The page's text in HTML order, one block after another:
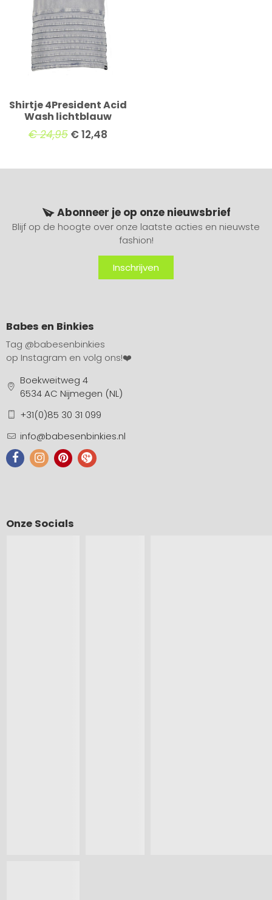
Shirtje 4President Acid
Wash lichtblauw
€24,95 €12,48
Abonneer je op onze nieuwsbrief
Blijf op de hoogte over onze laatste acties en nieuwste
fashion!
Inschrijven
Babes en Binkies
Tag @babesenbinkies
op Instagram en volg ons!❤️
Boekweitweg 4
6534 AC Nijmegen (NL)
+31(0)85 30 31 099
info@babesenbinkies.nl
Onze Socials